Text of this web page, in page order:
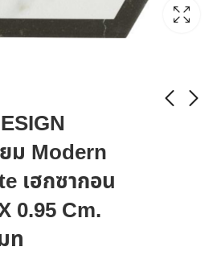
ม Modern
เฮกซากอน
0.95 Cm.
ท